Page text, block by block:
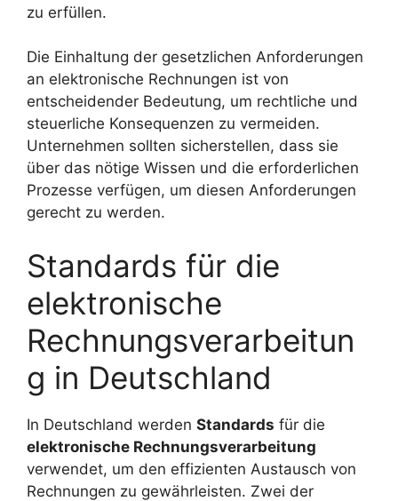
zu erfüllen.
Die Einhaltung der gesetzlichen Anforderungen
an elektronische Rechnungen ist von
entscheidender Bedeutung, um rechtliche und
steuerliche Konsequenzen zu vermeiden.
Unternehmen sollten sicherstellen, dass sie
über das nötige Wissen und die erforderlichen
Prozesse verfügen, um diesen Anforderungen
gerecht zu werden.
Standards für die
elektronische
Rechnungsverarbeitun
g in Deutschland
In Deutschland werden Standards für die
elektronische Rechnungsverarbeitung
verwendet, um den effizienten Austausch von
Rechnungen zu gewährleisten. Zwei der